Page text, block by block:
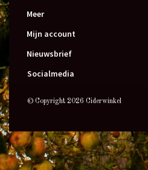
Meer
Mijn account
Nieuwsbrief
Socialmedia
© Copyright 2026 Ciderwinkel